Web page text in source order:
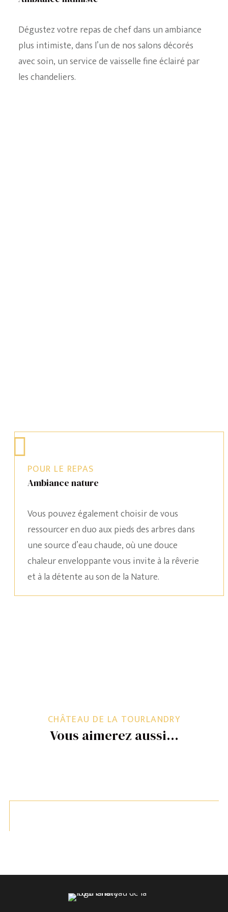
Dégustez votre repas de chef dans un ambiance
plus intimiste, dans l’un de nos salons décorés
avec soin, un service de vaisselle fine éclairé par
les chandeliers.
Ambiance nature
POUR LE REPAS
Vous pouvez également choisir de vous
ressourcer en duo aux pieds des arbres dans
une source d’eau chaude, où une douce
chaleur enveloppante vous invite à la rêverie
et à la détente au son de la Nature.
Vous aimerez aussi…
CHÂTEAU DE LA TOURLANDRY